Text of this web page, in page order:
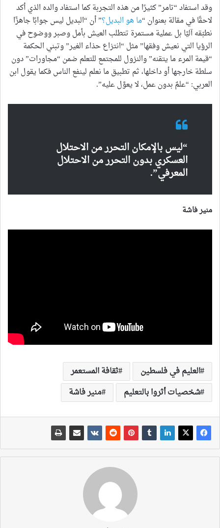
وقد استفاد “تامر” كثيرًا من هذه التجربة كما استفاد والده الذي أكد
لاحقًا في مقالة بعنوان “ما هوالبديل؟” أن “البديل ليس جوابًا جاهزًا
نطبّقه آليًا بل عملية مستمرة تتطلب العيش بأمل وصبر ووضوح في
الرؤيا التي نعيش وفقها” مثل “انتزاع حذاء الغير” وتبني الحكمة
“قيمة المرء ما يتقنه” والنزول للمجتمع للتعلم ضمن “مجاورات” دون
سلطة خارجها أو داخلها، ثم تطبيق ما نعلم لينفع الناس فكما يقول ابن
العربي: “علمٌ بدون عمل، لا يعوَّل عليه”.
“ليس بالإمكان التحرر من الاحتلال
العسكري بدون التحرر من الاحتلال
المعرفي”.
منير فاشة
العليم في فلسطين
ثقافة المستعمر
شخصيات أثروا بالتعليم
منير فاشة